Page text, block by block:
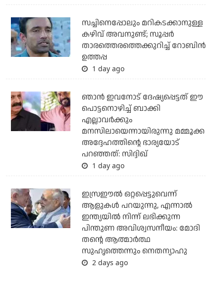
സച്ചിനെപ്പോലും മറികടക്കാനുള്ള
കഴിവ് അവനുണ്ട്; സൂപ്പര്‍
താരത്തെരത്തെക്കുറിച്ച് റോബിന്‍
ഉത്തപ്പ
1 day ago
ഞാന്‍ ഇവനോട് ദേഷ്യപ്പെട്ടത് ഈ
പൊട്ടനൊഴിച്ച് ബാക്കി
എല്ലാവര്‍ക്കും
മനസിലായെന്നായിരുന്നു മമ്മൂക്ക
അദ്ദേഹത്തിന്റെ ഭാര്യയോട്
പറഞ്ഞത്: സിദ്ദിഖ്
1 day ago
ഇസ്രഈല്‍ ഒറ്റപ്പെട്ടുവെന്ന്
ആളുകള്‍ പറയുന്നു, എന്നാല്‍
ഇന്ത്യയില്‍ നിന്ന് ലഭിക്കുന്ന
പിന്തുണ അവിശ്വസനീയം: മോദി
തന്റെ ആത്മാര്‍ത്ഥ
സുഹൃത്തെന്നും നെതന്യാഹു
2 days ago